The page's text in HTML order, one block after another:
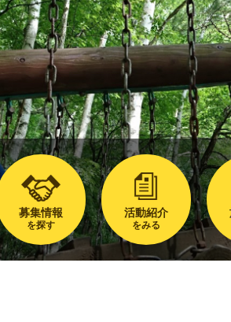
募集情報
を探す
活動紹介
をみる